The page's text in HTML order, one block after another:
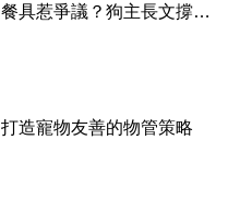
餐具惹爭議？狗主長文撐
打造寵物友善的物管策略